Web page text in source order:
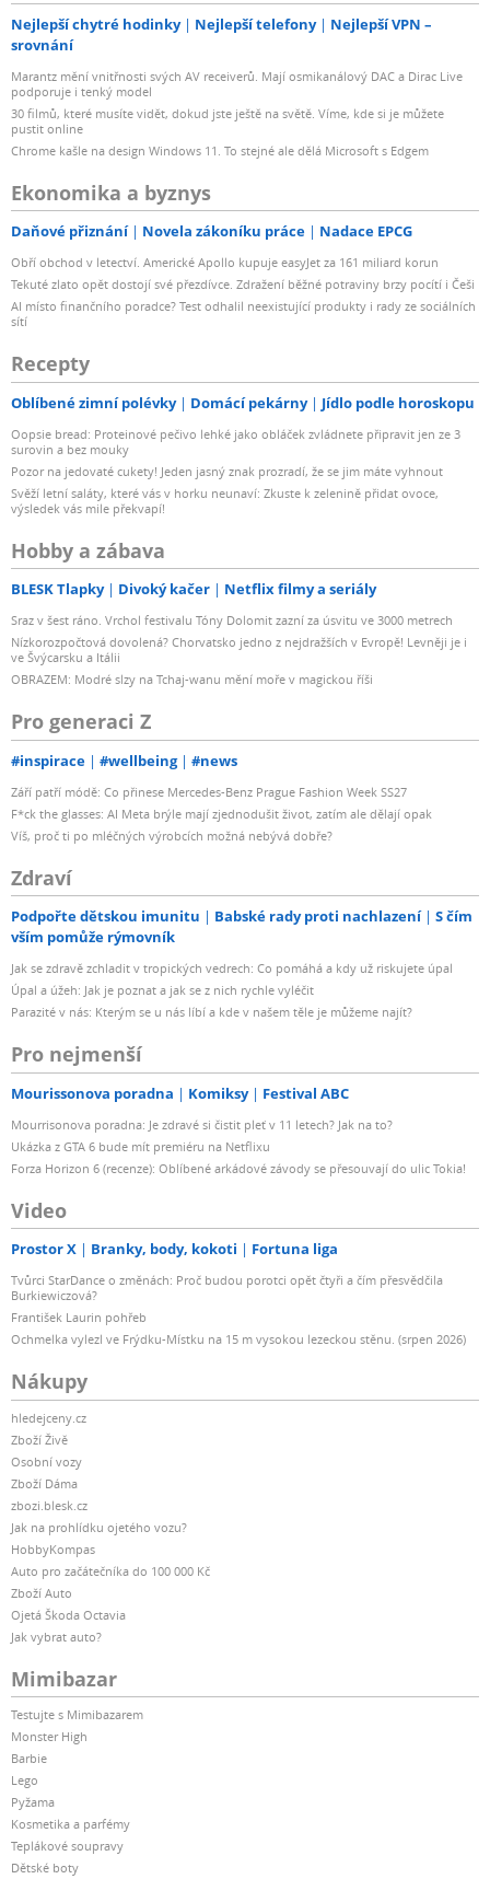
Nejlepší chytré hodinky Nejlepší telefony
Nejlepší VPN –
srovnání
Marantz mění vnitřnosti svých AV receiverů. Mají osmikanálový DAC a Dirac Live
podporuje i tenký model
30 filmů, které musíte vidět, dokud jste ještě na světě. Víme, kde si je můžete
pustit online
Chrome kašle na design Windows 11. To stejné ale dělá Microsoft s Edgem
Ekonomika a byznys
Daňové přiznání Novela zákoníku práce Nadace EPCG
Obří obchod v letectví. Americké Apollo kupuje easyJet za 161 miliard korun
Tekuté zlato opět dostojí své přezdívce. Zdražení běžné potraviny brzy pocítí i Češi
AI místo finančního poradce? Test odhalil neexistující produkty i rady ze sociálních
sítí
Recepty
Oblíbené zimní polévky Domácí pekárny Jídlo podle horoskopu
Oopsie bread: Proteinové pečivo lehké jako obláček zvládnete připravit jen ze 3
surovin a bez mouky
Pozor na jedovaté cukety! Jeden jasný znak prozradí, že se jim máte vyhnout
Svěží letní saláty, které vás v horku neunaví: Zkuste k zelenině přidat ovoce,
výsledek vás mile překvapí!
Hobby a zábava
BLESK Tlapky Divoký kačer Netflix filmy a seriály
Sraz v šest ráno. Vrchol festivalu Tóny Dolomit zazní za úsvitu ve 3000 metrech
Nízkorozpočtová dovolená? Chorvatsko jedno z nejdražších v Evropě! Levněji je i
ve Švýcarsku a Itálii
OBRAZEM: Modré slzy na Tchaj-wanu mění moře v magickou říši
Pro generaci Z
#inspirace #wellbeing #news
Září patří módě: Co přinese Mercedes-Benz Prague Fashion Week SS27
F*ck the glasses: AI Meta brýle mají zjednodušit život, zatím ale dělají opak
Víš, proč ti po mléčných výrobcích možná nebývá dobře?
Zdraví
Podpořte dětskou imunitu Babské rady proti nachlazení
S čím
vším pomůže rýmovník
Jak se zdravě zchladit v tropických vedrech: Co pomáhá a kdy už riskujete úpal
Úpal a úžeh: Jak je poznat a jak se z nich rychle vyléčit
Parazité v nás: Kterým se u nás líbí a kde v našem těle je můžeme najít?
Pro nejmenší
Mourissonova poradna Komiksy Festival ABC
Mourrisonova poradna: Je zdravé si čistit pleť v 11 letech? Jak na to?
Ukázka z GTA 6 bude mít premiéru na Netflixu
Forza Horizon 6 (recenze): Oblíbené arkádové závody se přesouvají do ulic Tokia!
Video
Prostor X Branky, body, kokoti Fortuna liga
Tvůrci StarDance o změnách: Proč budou porotci opět čtyři a čím přesvědčila
Burkiewiczová?
František Laurin pohřeb
Ochmelka vylezl ve Frýdku-Místku na 15 m vysokou lezeckou stěnu. (srpen 2026)
Nákupy
hledejceny.cz
Zboží Živě
Osobní vozy
Zboží Dáma
zbozi.blesk.cz
Jak na prohlídku ojetého vozu?
HobbyKompas
Auto pro začátečníka do 100 000 Kč
Zboží Auto
Ojetá Škoda Octavia
Jak vybrat auto?
Mimibazar
Testujte s Mimibazarem
Monster High
Barbie
Lego
Pyžama
Kosmetika a parfémy
Teplákové soupravy
Dětské boty